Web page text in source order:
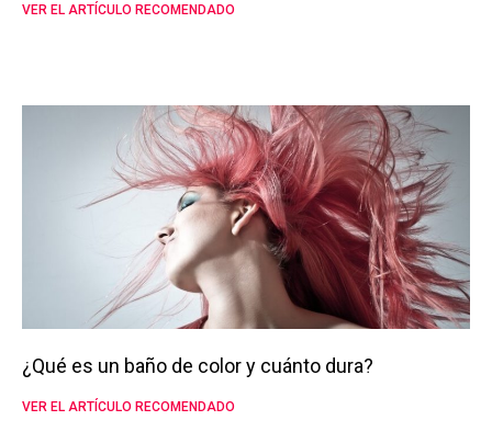
VER EL ARTÍCULO RECOMENDADO
¿Qué es un baño de color y cuánto dura?
VER EL ARTÍCULO RECOMENDADO